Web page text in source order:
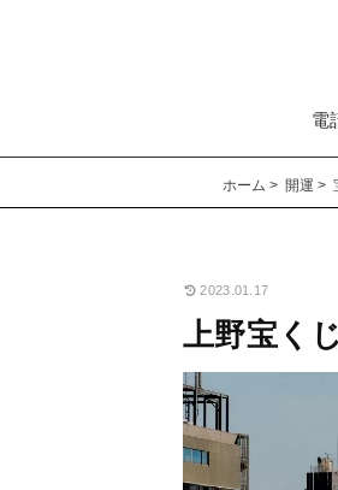
電
ホーム 開運
2023.01.17
上野宝く